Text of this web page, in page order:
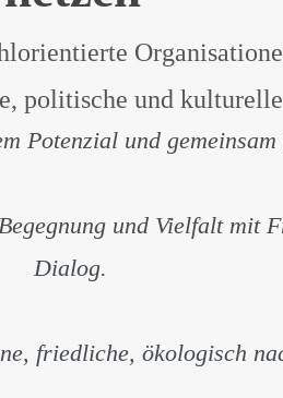
politische und
Potenzial und
und Vielfalt mit
Dialog.
friedliche, ökologisch